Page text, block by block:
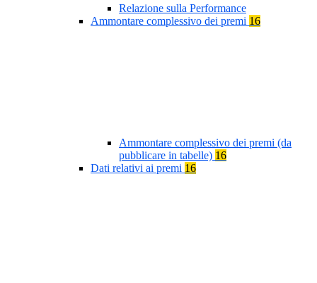
Relazione sulla Performance
Ammontare complessivo dei premi 16
Ammontare complessivo dei premi (da
pubblicare in tabelle) 16
Dati relativi ai premi 16